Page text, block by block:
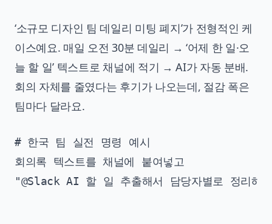
‘소규모 디자인 팀 데일리 미팅 폐지’가 전형적인 케
이스예요. 매일 오전 30분 데일리 → ‘어제 한 일·오
늘 할 일’ 텍스트로 채널에 적기 → AI가 자동 분배.
회의 자체를 줄였다는 후기가 나오는데, 절감 폭은
팀마다 달라요.
# 한국 팀 실전 명령 예시
회의록 텍스트를 채널에 붙여넣고